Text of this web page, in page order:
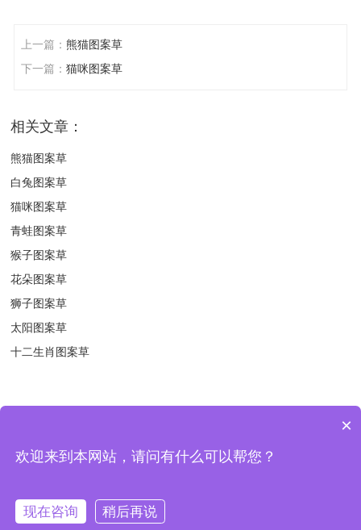
上一篇：熊猫图案草
下一篇：猫咪图案草
相关文章：
熊猫图案草
白兔图案草
猫咪图案草
青蛙图案草
猴子图案草
花朵图案草
狮子图案草
太阳图案草
十二生肖图案草
版权所有 © 2018-2021 扬州绿宝人造草坪有限公司 地址：中国 江苏
13052573号-1
苏公网安备32102302010384
×
欢迎来到本网站，请问有什么可以帮您？
现在咨询 稍后再说